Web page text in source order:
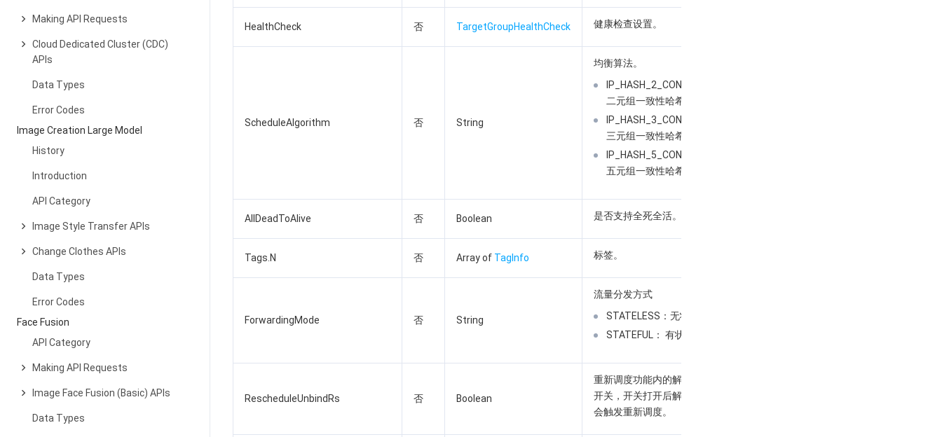
Making API Requests
Cloud Dedicated Cluster (CDC)
APIs
Data Types
Error Codes
Image Creation Large Model
History
Introduction
API Category
Image Style Transfer APIs
Change Clothes APIs
Data Types
Error Codes
Face Fusion
API Category
Making API Requests
Image Face Fusion (Basic) APIs
Data Types
HealthCheck 否 TargetGroupHealthCheck 健康检查设置。
ScheduleAlgorithm 否 String
均衡算法。
IP_HASH_2_CONSISTENT：
二元组一致性哈希
IP_HASH_3_CONSISTENT：
三元组一致性哈希
IP_HASH_5_CONSISTENT：
五元组一致性哈希
AllDeadToAlive 否 Boolean 是否支持全死全活。默认支持。
Tags.N 否 Array of TagInfo 标签。
ForwardingMode 否 String
流量分发方式
STATELESS：无状态
STATEFUL： 有状态
RescheduleUnbindRs 否 Boolean
重新调度功能内的解绑后端服务
开关，开关打开后解绑后端服务
会触发重新调度。